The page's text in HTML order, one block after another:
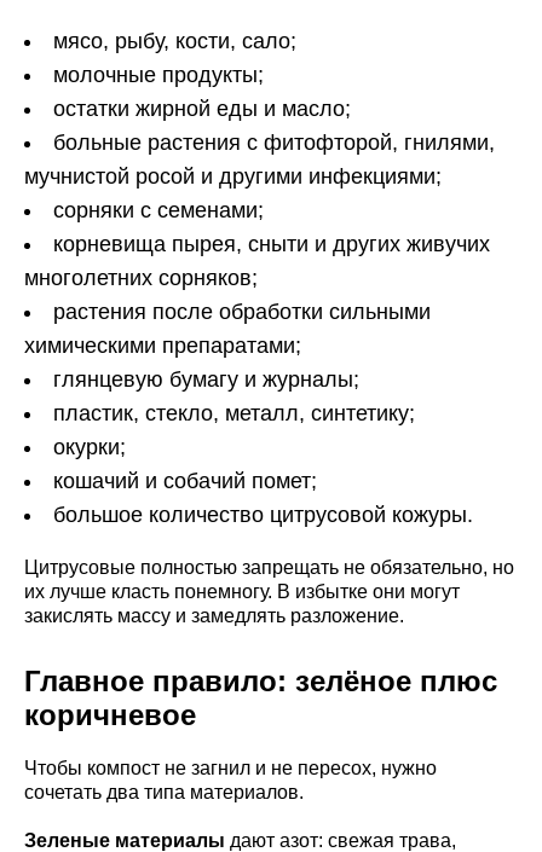
мясо, рыбу, кости, сало;
молочные продукты;
остатки жирной еды и масло;
больные растения с фитофторой, гнилями,
мучнистой росой и другими инфекциями;
сорняки с семенами;
корневища пырея, сныти и других живучих
многолетних сорняков;
растения после обработки сильными
химическими препаратами;
глянцевую бумагу и журналы;
пластик, стекло, металл, синтетику;
окурки;
кошачий и собачий помет;
большое количество цитрусовой кожуры.
Цитрусовые полностью запрещать не обязательно, но
их лучше класть понемногу. В избытке они могут
закислять массу и замедлять разложение.
Главное правило: зелёное плюс
коричневое
Чтобы компост не загнил и не пересох, нужно
сочетать два типа материалов.
Зеленые материалы дают азот: свежая трава,